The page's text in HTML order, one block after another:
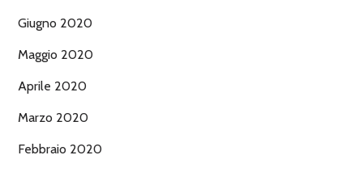
Giugno 2020
Maggio 2020
Aprile 2020
Marzo 2020
Febbraio 2020